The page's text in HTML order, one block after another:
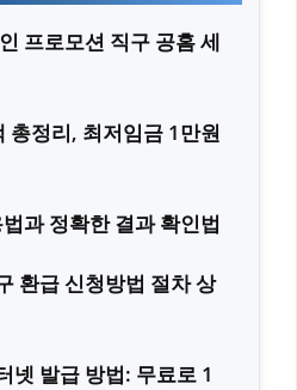
프로모션 직구 공홈 세
총정리, 최저임금 1만원
과 정확한 결과 확인법
환급 신청방법 절차 상
넷 발급 방법: 무료로 1